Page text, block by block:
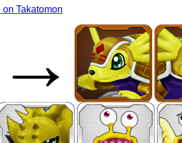
Takatomon
→